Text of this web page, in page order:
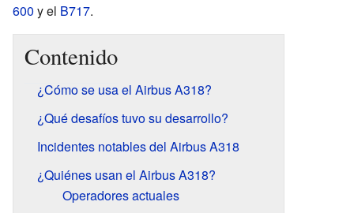
600 y el B717.
Contenido
¿Cómo se usa el Airbus A318?
¿Qué desafíos tuvo su desarrollo?
Incidentes notables del Airbus A318
¿Quiénes usan el Airbus A318?
Operadores actuales